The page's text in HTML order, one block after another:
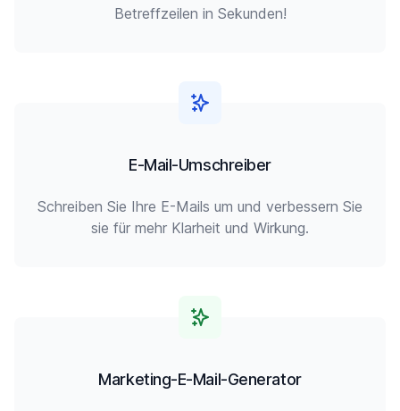
Betreffzeilen in Sekunden!
E-Mail-Umschreiber
Schreiben Sie Ihre E-Mails um und verbessern Sie
sie für mehr Klarheit und Wirkung.
Marketing-E-Mail-Generator